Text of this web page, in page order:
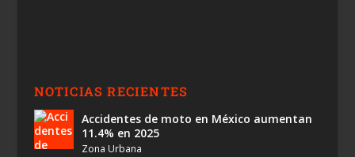
NOTICIAS RECIENTES
Accidentes de moto en México aumentan
11.4% en 2025
Zona Urbana